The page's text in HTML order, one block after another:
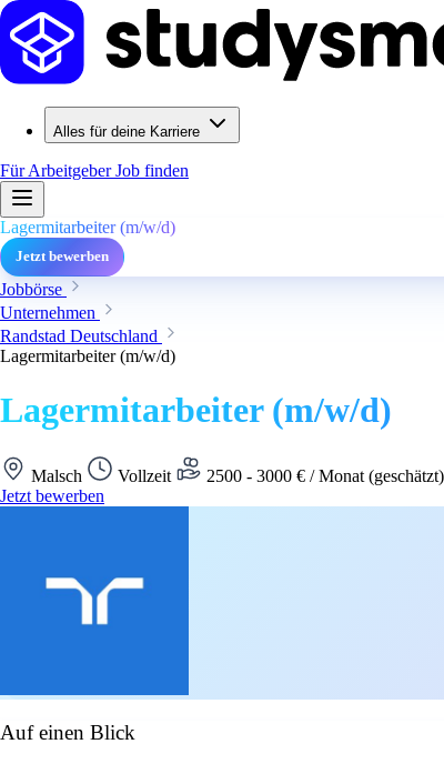
Alles für deine Karriere
Für ArbeitgeberJob finden
Lagermitarbeiter (m/w/d)
Jetzt bewerben
Jobbörse
Unternehmen
Randstad Deutschland
Lagermitarbeiter (m/w/d)
Lagermitarbeiter (m/w/d)
Malsch Vollzeit 2500 - 3000 € / Monat (geschätzt)
Jetzt bewerben
Auf einen Blick